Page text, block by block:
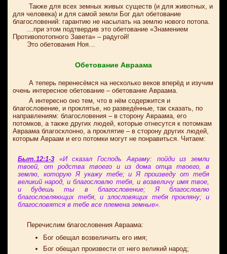
Также для всех земных живых существ (и для животных, и
для человека) и для самой земли Бог дал обетование
благословений: гарантию не насылать на землю нового потопа.
…при этом подтвердив это обетование «Знамением
Противопотопного Завета» – радугой!
Это обетования Ноя…
Обетование Авраама
А теперь перенесёмся на несколько веков вперёд и изучим
очень интересное обетование – обетование Авраама.
А интересно оно тем, что в нём содержится и
благословение, и проклятье, но разведённые, так сказать, по
направлениям: благословения – в сторону Авраама, его
потомков, а также других людей, которые отнесутся к потомкам
Авраама благосклонно, а проклятие – в сторону других людей,
которым Авраам и его потомки могут не понравиться. Читаем:
Быт.12:1-3 «И сказал Господь Авраму: пойди из земли
твоей, от родства твоего и из дома отца твоего, в
землю, которую Я укажу тебе; и Я произведу от тебя
великий народ, и благословлю тебя, и возвеличу имя твое,
и будешь ты в благословение; Я благословлю
благословляющих тебя, и злословящих тебя прокляну; и
благословятся в тебе все племена земные».
Перечислим благословения Авраама:
Бог обещал возвеличить его имя;
Бог обещал произвести от него великий народ;